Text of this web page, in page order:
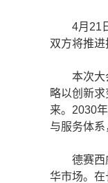
4月21日
双方将推进
本次大会
略以创新
来。2030
与服务体系
德赛西威
华市场。在